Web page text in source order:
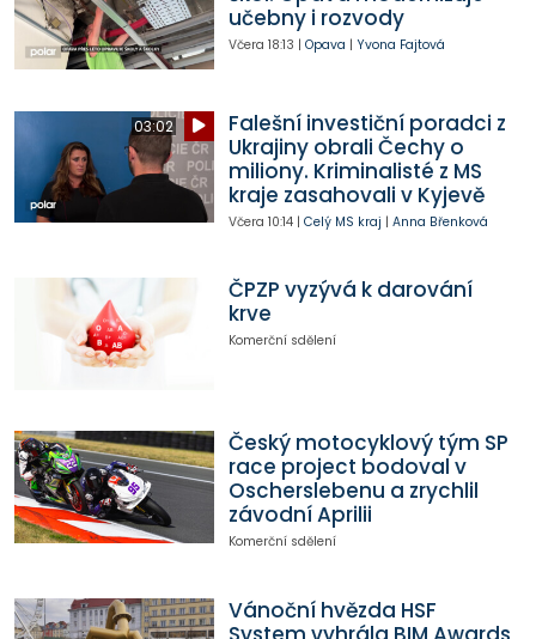
učebny i rozvody
Včera 18:13 | Opava | Yvona Fajtová
03:02
Falešní investiční poradci z
Ukrajiny obrali Čechy o
miliony. Kriminalisté z MS
kraje zasahovali v Kyjevě
Včera 10:14| Celý MS kraj | Anna Břenková
ČPZP vyzývá k darování
krve
Komerční sdělení
Český motocyklový tým SP
race project bodoval v
Oscherslebenu a zrychlil
závodní Aprilii
Komerční sdělení
Vánoční hvězda HSF